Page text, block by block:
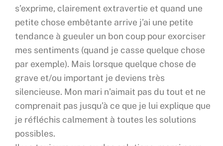
s’exprime, clairement extravertie et quand une
petite chose embêtante arrive j’ai une petite
tendance à gueuler un bon coup pour exorciser
mes sentiments (quand je casse quelque chose
par exemple). Mais lorsque quelque chose de
grave et/ou important je deviens très
silencieuse. Mon mari n’aimait pas du tout et ne
comprenait pas jusqu’à ce que je lui explique que
je réfléchis calmement à toutes les solutions
possibles.